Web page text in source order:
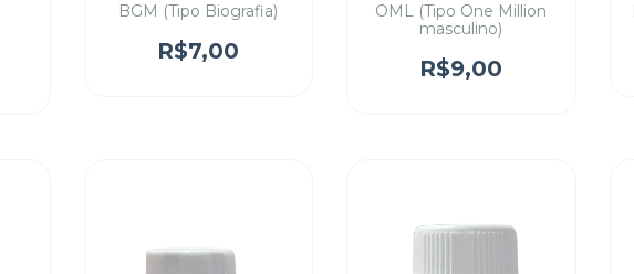
BGM (Tipo Biografia)
R$7,00
OML (Tipo One Million
masculino)
R$9,00